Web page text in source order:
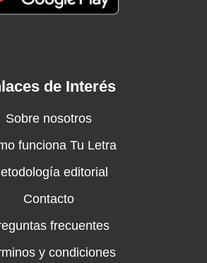
de Interés
Sobre nosotros
funciona Tu Letra
editorial
Contacto
frecuentes
y condiciones